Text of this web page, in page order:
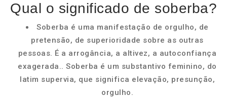
Qual o significado de soberba?
Soberba é uma manifestação de orgulho, de
pretensão, de superioridade sobre as outras
pessoas. É a arrogância, a altivez, a autoconfiança
exagerada.. Soberba é um substantivo feminino, do
latim supervia, que significa elevação, presunção,
orgulho.